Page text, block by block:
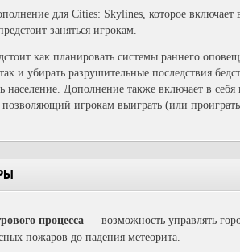
для Cities: Skylines, которое включает
заняться игрокам.
как планировать системы раннего
и убирать разрушительные последствия
население. Дополнение также включает в
игрокам выиграть (или
процесса — возможность управлять
пожаров до падения метеорита.